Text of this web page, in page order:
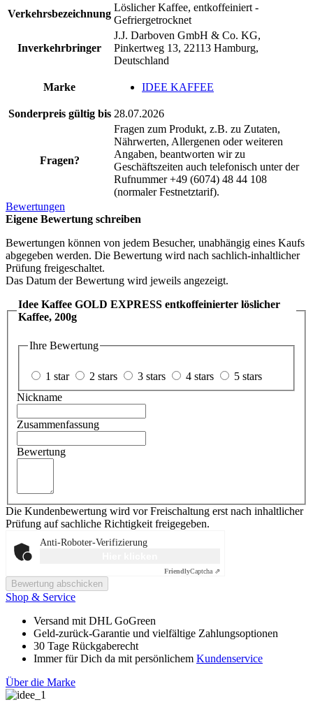
Verkehrsbezeichnung
Löslicher Kaffee, entkoffeiniert -
Gefriergetrocknet
Inverkehrbringer
J.J. Darboven GmbH & Co. KG,
Pinkertweg 13, 22113 Hamburg,
Deutschland
Marke IDEE KAFFEE
Sonderpreis gültig bis 28.07.2026
Fragen?
Fragen zum Produkt, z.B. zu Zutaten,
Nährwerten, Allergenen oder weiteren
Angaben, beantworten wir zu
Geschäftszeiten auch telefonisch unter der
Rufnummer +49 (6074) 48 44 108
(normaler Festnetztarif).
Bewertungen
Eigene Bewertung schreiben
Bewertungen können von jedem Besucher, unabhängig eines Kaufs
abgegeben werden. Die Bewertung wird nach sachlich-inhaltlicher
Prüfung freigeschaltet.
Das Datum der Bewertung wird jeweils angezeigt.
Idee Kaffee GOLD EXPRESS entkoffeinierter löslicher
Kaffee, 200g
Ihre Bewertung
1 star 2 stars 3 stars 4 stars
5 stars
Nickname
Zusammenfassung
Bewertung
Die Kundenbewertung wird vor Freischaltung erst nach inhaltlicher
Prüfung auf sachliche Richtigkeit freigegeben.
Anti-Roboter-Verifizierung
FriendlyCaptcha ⇗
Bewertung abschicken
Shop & Service
Versand mit DHL GoGreen
Geld-zurück-Garantie und vielfältige Zahlungsoptionen
30 Tage Rückgaberecht
Immer für Dich da mit persönlichem Kundenservice
Über die Marke